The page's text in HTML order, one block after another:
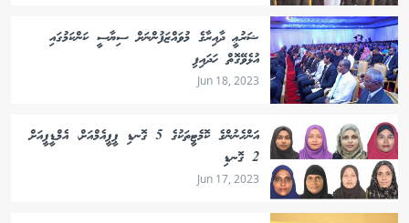
ޝަރުޢީ ދާއިރާގެ މުވައްޒަފުންނަށް ސިޔާސީ ކަންކަމުގައި
އުޅެވޭގޮތް ހަދައިފި
Jun 18, 2023
އަންހެނުންގެ ކޮމެޓީތަކުގެ 5 ގޮނޑި ޕީޕީއެމްއަށް، އެމްޑީޕީއަށް
2 ގޮނޑި
Jun 17, 2023